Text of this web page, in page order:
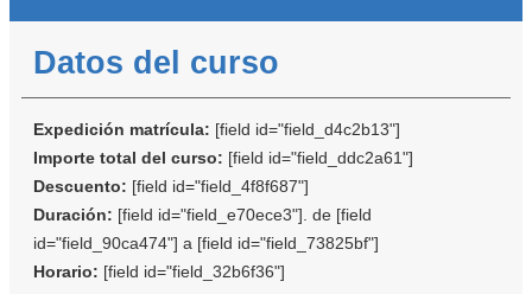
Datos del curso
Expedición matrícula: [field id="field_d4c2b13"]
Importe total del curso: [field id="field_ddc2a61"]
Descuento: [field id="field_4f8f687"]
Duración: [field id="field_e70ece3"]. de [field
id="field_90ca474"] a [field id="field_73825bf"]
Horario: [field id="field_32b6f36"]